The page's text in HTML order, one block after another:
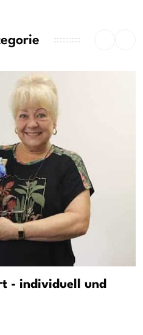
- individuell und